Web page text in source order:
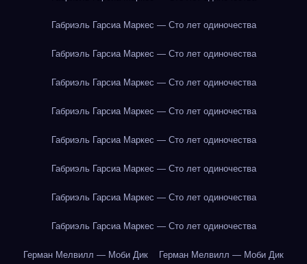
Габриэль Гарсиа Маркес — Сто лет одиночества
Габриэль Гарсиа Маркес — Сто лет одиночества
Габриэль Гарсиа Маркес — Сто лет одиночества
Габриэль Гарсиа Маркес — Сто лет одиночества
Габриэль Гарсиа Маркес — Сто лет одиночества
Габриэль Гарсиа Маркес — Сто лет одиночества
Габриэль Гарсиа Маркес — Сто лет одиночества
Габриэль Гарсиа Маркес — Сто лет одиночества
Герман Мелвилл — Моби Дик Герман Мелвилл — Моби Дик